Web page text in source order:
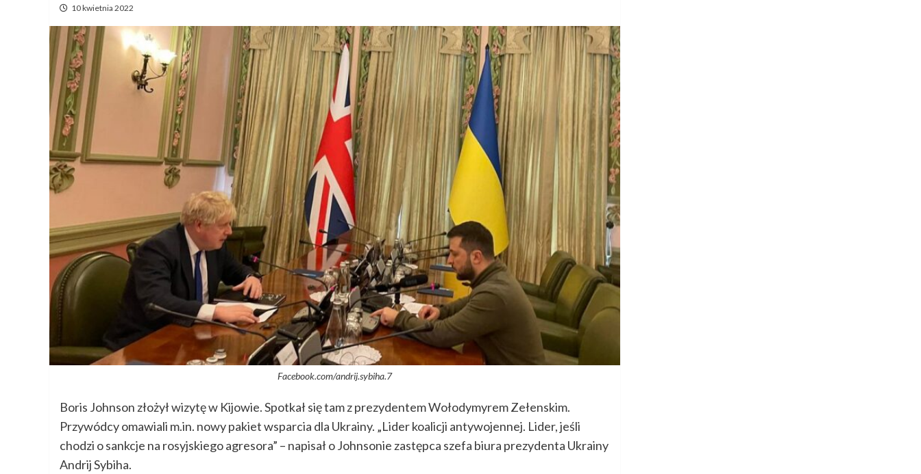
10 kwietnia 2022
Facebook.com/andrij.sybiha.7
Boris Johnson złożył wizytę w Kijowie. Spotkał się tam z prezydentem Wołodymyrem Zełenskim.
Przywódcy omawiali m.in. nowy pakiet wsparcia dla Ukrainy. „Lider koalicji antywojennej. Lider, jeśli
chodzi o sankcje na rosyjskiego agresora” – napisał o Johnsonie zastępca szefa biura prezydenta Ukrainy
Andrij Sybiha.